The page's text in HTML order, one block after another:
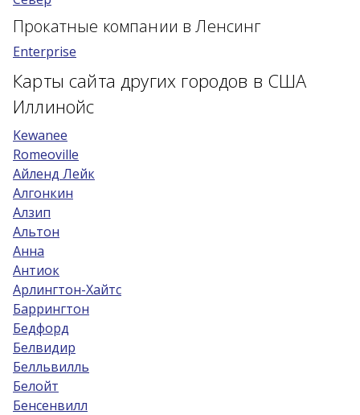
Возраст 25-70 лет?
Купон/промо
Прокатные компании в Ленсинг
Enterprise
Карты сайта других городов в США
Иллинойс
Kewanee
Romeoville
Айленд Лейк
Алгонкин
Алзип
Альтон
Анна
Антиок
Арлингтон-Хайтс
Баррингтон
Бедфорд
Белвидир
Белльвилль
Белойт
Бенсенвилл